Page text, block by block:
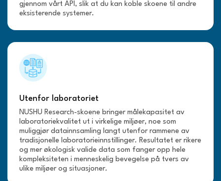
gjennom vårt API, slik at du kan koble skoene til andre
eksisterende systemer.
Utenfor laboratoriet
NUSHU Research-skoene bringer målekapasitet av
laboratoriekvalitet ut i virkelige miljøer, noe som
muliggjør datainnsamling langt utenfor rammene av
tradisjonelle laboratorieinnstillinger. Resultatet er rikere
og mer økologisk valide data som fanger opp hele
kompleksiteten i menneskelig bevegelse på tvers av
ulike miljøer og situasjoner.